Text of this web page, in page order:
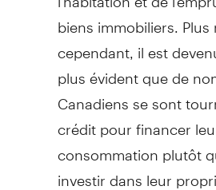
biens immobiliers.
cependant, il est
plus évident que de
Canadiens se sont
crédit pour financer
consommation plutôt
investir dans leur